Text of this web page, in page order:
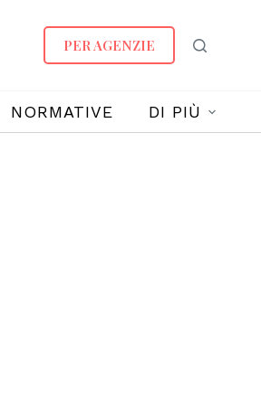
PER AGENZIE
NORMATIVE DI PIÙ